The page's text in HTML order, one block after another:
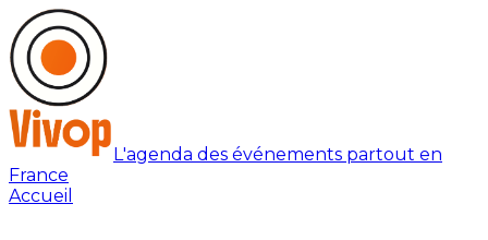
L'agenda des événements partout en
France
Accueil